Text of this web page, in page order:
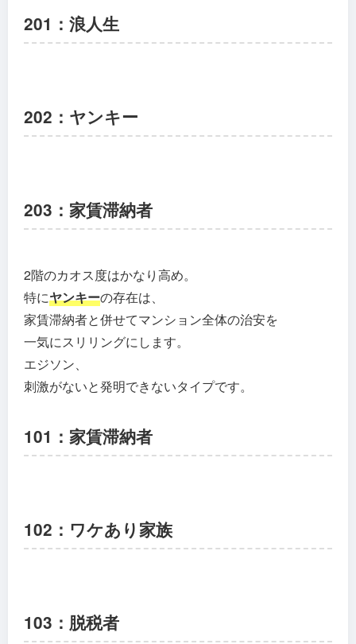
201：浪人生
202：ヤンキー
203：家賃滞納者
2階のカオス度はかなり高め。
特にヤンキーの存在は、
家賃滞納者と併せてマンション全体の治安を
一気にスリリングにします。
エジソン、
刺激がないと発明できないタイプです。
101：家賃滞納者
102：ワケあり家族
103：脱税者